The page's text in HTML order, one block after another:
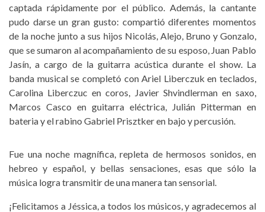
captada rápidamente por el público. Además, la cantante
pudo darse un gran gusto: compartió diferentes momentos
de la noche junto a sus hijos Nicolás, Alejo, Bruno y Gonzalo,
que se sumaron al acompañamiento de su esposo, Juan Pablo
Jasín, a cargo de la guitarra acústica durante el show. La
banda musical se completó con Ariel Liberczuk en teclados,
Carolina Liberczuc en coros, Javier Shvindlerman en saxo,
Marcos Casco en guitarra eléctrica, Julián Pitterman en
bateria y el rabino Gabriel Prisztker en bajo y percusión.
Fue una noche magnífica, repleta de hermosos sonidos, en
hebreo y español, y bellas sensaciones, esas que sólo la
música logra transmitir de una manera tan sensorial.
¡Felicitamos a Jéssica, a todos los músicos, y agradecemos al